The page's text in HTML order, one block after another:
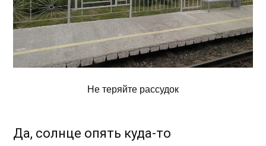
Не теряйте рассудок
Да, солнце опять куда-то